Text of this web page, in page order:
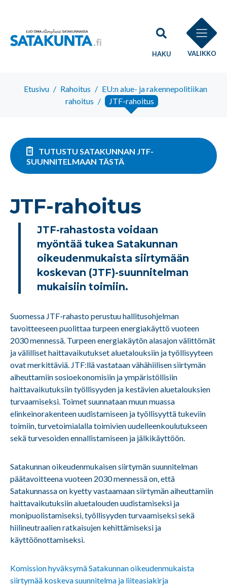
HAKU VALIKKO
Etusivu / Rahoitus / EU:n alue- ja rakennepolitiikan
rahoitus / JTF-rahoitus
TUTUSTU SATAKUNNAN JTF-
SUUNNITELMAAN TÄSTÄ
JTF-rahoitus
JTF-rahastosta voidaan
myöntää tukea Satakunnan
oikeudenmukaista siirtymään
koskevan (JTF)-suunnitelman
mukaisiin toimiin.
Suomessa JTF-rahasto perustuu hallitusohjelman
tavoitteeseen puolittaa turpeen energiakäyttö vuoteen
2030 mennessä. Turpeen energiakäytön alasajon välittömät
ja välilliset haittavaikutukset aluetalouksiin ja työllisyyteen
ovat merkittäviä. JTF:llä vastataan vähähiilisen siirtymän
aiheuttamiin sosioekonomisiin ja ympäristöllisiin
haittavaikutuksiin työllisyyden ja kestävien aluetalouksien
turvaamiseksi. Toimet suunnataan muun muassa
elinkeinorakenteen uudistamiseen ja työllisyyttä tukeviin
toimiin, turvetoimialalla toimivien uudelleenkoulutukseen
sekä turvesoiden ennallistamiseen ja jälkikäyttöön.
Satakunnan oikeudenmukaisen siirtymän suunnitelman
päätavoitteena vuoteen 2030 mennessä on, että
Satakunnassa on kyetty vastaamaan siirtymän aiheuttamiin
haittavaikutuksiin aluetalouden uudistamiseksi ja
monipuolistamiseksi, työllisyyden turvaamiseksi sekä
hiilineutraalien ratkaisujen kehittämiseksi ja
käyttöönottamiseksi.
Komission hyväksymä Satakunnan oikeudenmukaista
siirtymää koskeva suunnitelma ja liiteasiakirja